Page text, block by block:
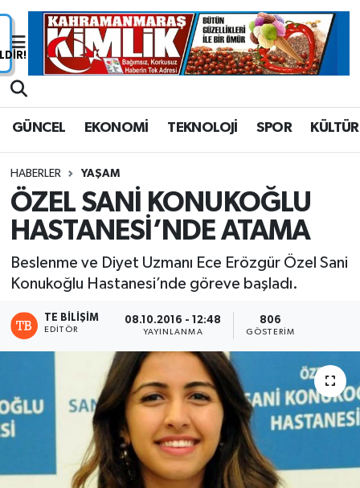
GÜNCEL EKONOMİ TEKNOLOJİ SPOR KÜLTÜR
HABERLER YAŞAM
ÖZEL SANİ KONUKOĞLU
HASTANESİ’NDE ATAMA
Beslenme ve Diyet Uzmanı Ece Erözgür Özel Sani
Konukoğlu Hastanesi’nde göreve başladı.
TE BILIŞIM
EDITÖR
08.10.2016 - 12:48
YAYINLANMA
806
GÖSTERIM
Nöbetçi Eczaneler
Süper Lig Puan Durumu ve Fikstür
Tüm Manşetler